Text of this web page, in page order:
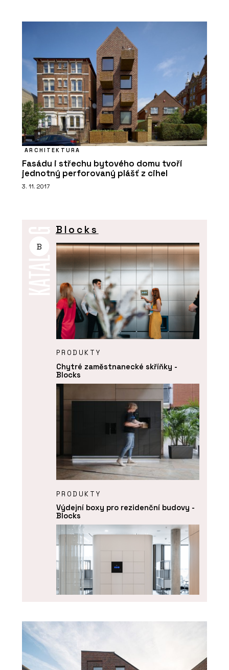
ARCHITEKTURA
Fasádu i střechu bytového domu tvoří
jednotný perforovaný plášť z cihel
3. 11. 2017
B
Blocks
PRODUKTY
Chytré zaměstnanecké skříňky -
Blocks
PRODUKTY
Výdejní boxy pro rezidenční budovy -
Blocks
Blocks